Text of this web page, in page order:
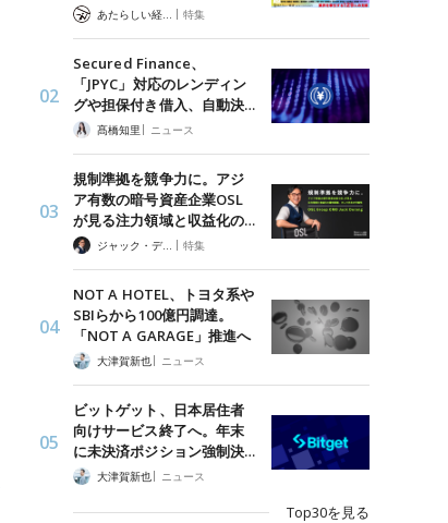
| 特集
Secured Finance、
「JPYC」対応のレンディン
グや担保付き借入、自動決…
髙橋知里 | ニュース
規制準拠を競争力に。アジ
ア有数の暗号資産企業OSL
が見る注力領域と収益化の…
ジャック・デロン（Jack Derong） | 特集
NOT A HOTEL、トヨタ系や
SBIらから100億円調達。
「NOT A GARAGE」推進へ
大津賀新也| ニュース
ビットゲット、日本居住者
向けサービス終了へ。年末
に未決済ポジション強制決…
大津賀新也| ニュース
Top30を見る